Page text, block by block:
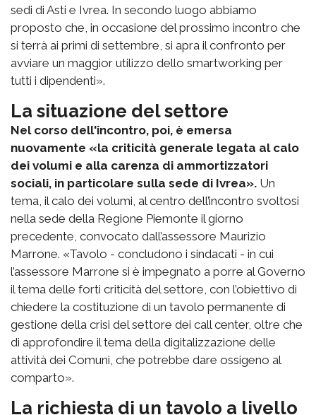
sedi di Asti e Ivrea. In secondo luogo abbiamo
proposto che, in occasione del prossimo incontro che
si terrà ai primi di settembre, si apra il confronto per
avviare un maggior utilizzo dello smartworking per
tutti i dipendenti».
La situazione del settore
Nel corso dell'incontro, poi, è emersa
nuovamente «la criticità generale legata al calo
dei volumi e alla carenza di ammortizzatori
sociali, in particolare sulla sede di Ivrea». Un
tema, il calo dei volumi, al centro dell’incontro svoltosi
nella sede della Regione Piemonte il giorno
precedente, convocato dall’assessore Maurizio
Marrone. «Tavolo - concludono i sindacati - in cui
l’assessore Marrone si è impegnato a porre al Governo
il tema delle forti criticità del settore, con l’obiettivo di
chiedere la costituzione di un tavolo permanente di
gestione della crisi del settore dei call center, oltre che
di approfondire il tema della digitalizzazione delle
attività dei Comuni, che potrebbe dare ossigeno al
comparto».
La richiesta di un tavolo a livello